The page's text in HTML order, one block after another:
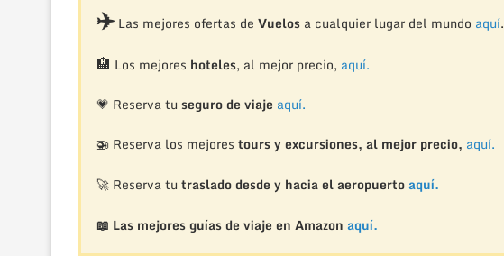
✈️Las mejores ofertas de Vuelosa cualquier lugar del mundo aquí.
🏨 Los mejores hoteles, al mejor precio, aquí.
💗 Reserva tu seguro de viaje aquí.
🚁 Reserva los mejores tours y excursiones, al mejor precio, aquí.
🚀 Reserva tu traslado desde y hacia el aeropuertoaquí.
📖 Las mejores guías de viaje en Amazon aquí.